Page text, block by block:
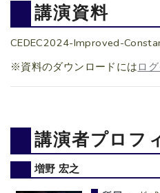
講演資料
CEDEC2024-Improved-
※資料のダウンロードには ロ
講演者プロフ
増野 宏之